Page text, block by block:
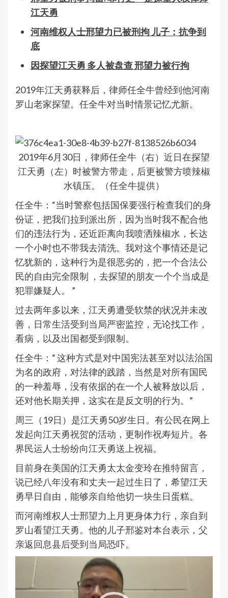
江天勇
河南维权人士邢望力已被刑拘 儿子：抗争到
底
因探望江天勇 多人被盘查 邢望力被行拘
2019年江天勇获释后，律师任全牛曾经到他河南
罗山老家探望。任全牛对当时情景记忆尤新。
2019年6月30日，律师任全牛（右）近日在探望
江天勇（左）时被警方带走，后更被警方喷辣椒
水镇压。（任全牛提供）
任全牛：“当时警察包括国保要强行检查我们的身
份证，把我们拉到派出所，因为当时我不配合他
们的违法行为，还近距离向我喷洒辣椒水，长达
一个小时也不带我去清洗。我对这个事情还是记
忆犹新的，这种行为是很恶劣的，把一个合法公
民的自由完全限制 ，去探望的朋友一个个当成是
犯罪嫌疑人。 ”
过去两年多以来，江天勇遭受软禁的状况并未改
善，日常生活受到当局严密监控，无论找工作，
看病，以及出国都受到限制。
任全牛：“ 这种方式是对中国宪法甚至对以法治国
为名的政府，对法律的践踏，当然是对所有国民
的一种羞辱，没有依据的在一个人被释放以后，
还对他长期关押，这实在是反文明的行为。”
周三（19日）是江天勇50岁生日。有公民在网上
发起向江天勇祝贺的活动，更制作祝寿短片。各
界民运人士纷纷向江天勇送上祝福。
目前身在美国的江天勇太太金变玲在推特留言，
说已经八年没有和丈夫一起过生日了，希望江天
勇早日自由，能够亲自给他切一块生日蛋糕。
而河南维权人士邢望力上月更身体力行，亲自到
罗山看望江天勇。他的儿子邢鉴对本台表示，父
亲返回息县后受到当局恐吓。
视
频
播